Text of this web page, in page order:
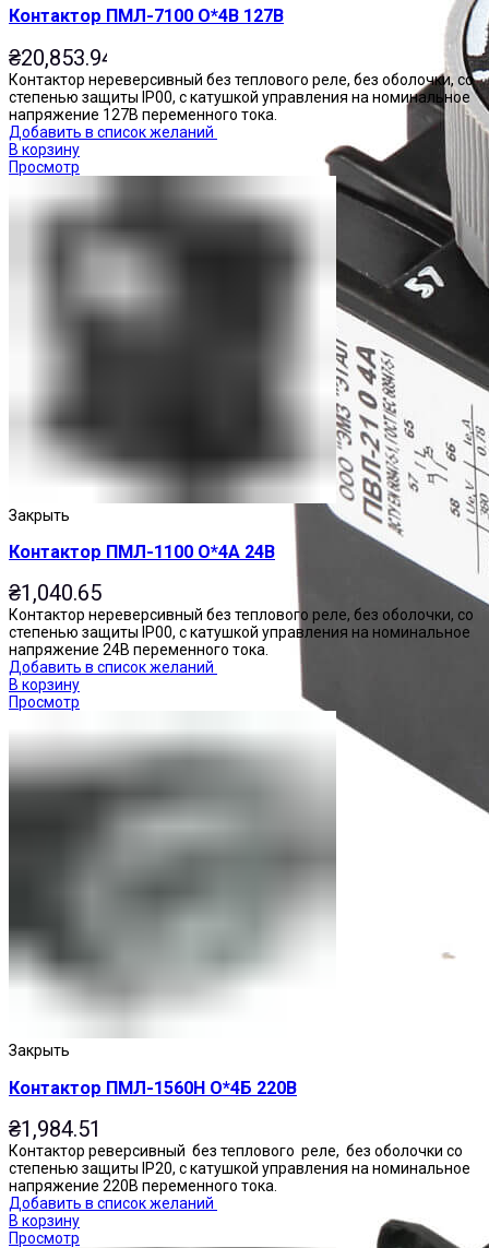
Контактор ПМЛ-7100 О*4В 127В
₴20,853.94
Контактор нереверсивный без теплового реле, без оболочки, со
степенью защиты IP00, с катушкой управления на номинальное
напряжение 127В переменного тока.
Добавить в список желаний
В корзину
Просмотр
Закрыть
Контактор ПМЛ-1100 О*4А 24В
₴1,040.65
Контактор нереверсивный без теплового реле, без оболочки, со
степенью защиты IP00, с катушкой управления на номинальное
напряжение 24В переменного тока.
Добавить в список желаний
В корзину
Просмотр
Закрыть
Контактор ПМЛ-1560Н О*4Б 220В
₴1,984.51
Контактор реверсивный без теплового реле, без оболочки со
степенью защиты IP20, с катушкой управления на номинальное
напряжение 220В переменного тока.
Добавить в список желаний
В корзину
Просмотр